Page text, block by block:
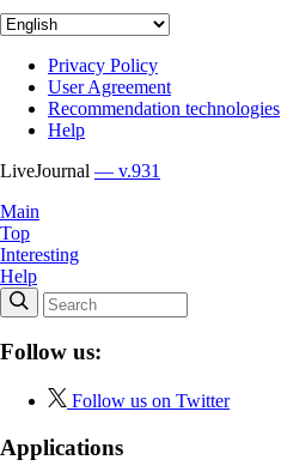
Privacy Policy
User Agreement
Recommendation technologies
Help
LiveJournal — v.931
Main
Top
Interesting
Help
Follow us:
Follow us on Twitter
Applications